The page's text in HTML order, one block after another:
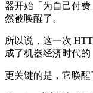
器开始「为自己付费
然被唤醒了。
所以说，这一次
成了机器经济时代的
更关键的是，它唤醒